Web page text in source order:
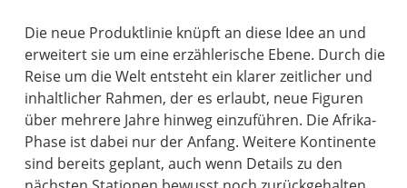
Die neue Produktlinie knüpft an diese Idee an und
erweitert sie um eine erzählerische Ebene. Durch die
Reise um die Welt entsteht ein klarer zeitlicher und
inhaltlicher Rahmen, der es erlaubt, neue Figuren
über mehrere Jahre hinweg einzuführen. Die Afrika-
Phase ist dabei nur der Anfang. Weitere Kontinente
sind bereits geplant, auch wenn Details zu den